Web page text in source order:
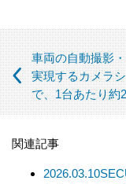
（この場合において
【個人情報の取扱い
当社は、利用目的の
扱いを第三者に委託
す。委託先に対して
す。
車両の自動撮影
実現するカメラ
で、1台あたり
関連記事
2026.03.10